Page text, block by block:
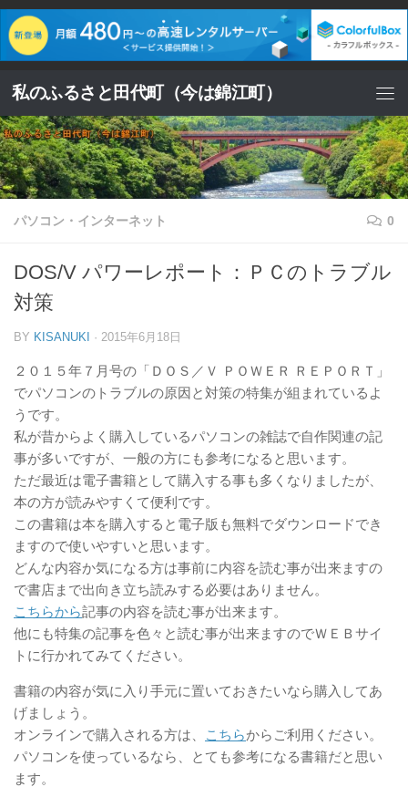
コンテンツへスキップ
私のふるさと田代町（今は錦江町）
パソコン・インターネット 0
DOS/V パワーレポート：ＰＣのトラブル
対策
BY KISANUKI · 2015年6月18日
２０１５年７月号の「ＤＯＳ／Ｖ ＰＯＷＥＲ ＲＥＰＯＲＴ」
でパソコンのトラブルの原因と対策の特集が組まれているよ
うです。
私が昔からよく購入しているパソコンの雑誌で自作関連の記
事が多いですが、一般の方にも参考になると思います。
ただ最近は電子書籍として購入する事も多くなりましたが、
本の方が読みやすくて便利です。
この書籍は本を購入すると電子版も無料でダウンロードでき
ますので使いやすいと思います。
どんな内容か気になる方は事前に内容を読む事が出来ますの
で書店まで出向き立ち読みする必要はありません。
こちらから記事の内容を読む事が出来ます。
他にも特集の記事を色々と読む事が出来ますのでＷＥＢサイ
トに行かれてみてください。
書籍の内容が気に入り手元に置いておきたいなら購入してあ
げましょう。
オンラインで購入される方は、
こちらからご利用ください。
パソコンを使っているなら、とても参考になる書籍だと思い
ます。